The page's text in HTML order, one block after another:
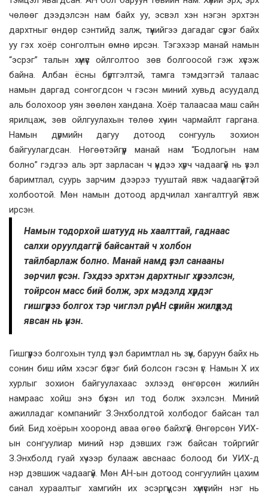
чөлөөг дээдэлсэн нам байх уу, эсвэл хэн нэгэн эрхтэн
дархтныг өндөр сэнтийд залж, түүнийгээ дагадаг сүрэг байх
уу гэх хоёр сонголтын өмнө ирсэн. Тэгэхээр манай намын
“эсрэг” талын хүмүүс ойлголтоо зөв болгоосой гэж хүсэж
байна. Албан ёсны бүртгэлтэй, тамга тэмдэггэй талаас
намын даргад сонгогдсон ч гэсэн миний хувьд асуудалд
аль болохоор уян зөөлөн хандана. Хоёр талаасаа маш сайн
ярилцаж, зөв ойлгуулахын төлөө хүчин чармайлт гаргана.
Намын дүрмийн дагуу дотоод сонгууль зохион
байгуулагдсан. Нөгөөтэйгүүр манай нам “Бодлогын нам
болно” гэдгээ аль эрт зарласан ч үүндээ хүрч чадаагүй нь үзэл
баримтлал, суурь зарчим дээрээ тууштай явж чадаагүйтэй
холбоотой. Мөн намын дотоод ардчилал хангалтгуй явж
ирсэн.
Намын тодорхой шатууд нь хаалттай, гаднаас
салхи оруулдаггүй байсантай ч холбон
тайлбарлаж болно. Манай намд үзэл санааны
зөрчил үүссэн. Гэхдээ эрхтэн дархтныг хүрээлсэн,
тойрсон масс бий болж, эрх мэдэлд хүрдэг
гишгүүрээ болгох тэр чиглэл рүү АН сүүлийн жилүүдэд
явсан нь үнэн.
Гишгүүрээ болгохын тулд үзэл баримтлал нь зүүн, баруун байх нь
сонин биш ийм хэсэг бүлэг бий болсон гэсэн үг. Намын X их
хурлыг зохион байгуулахаас эхлээд өнгөрсөн жилийн
намраас хойш энэ бүхэн ил тод болж эхэлсэн. Миний
ажилладаг компанийг З.Энхболдтой холбодог байсан тал
бий. Бид хоёрын хооронд аваа өгөө байхгүй. Өнгөрсөн УИХ-
ын сонгуулиар миний нэр дэвших гэж байсан тойргийг
З.Энхболд гуай хүчээр булааж авснаас болоод би УИХ-д
нэр дэвшиж чадаагүй. Мөн АН-ын дотоод сонгуулийн цахим
санал хураалтыг хамгийн их эсэргүүцсэн хүмүүсийн нэг нь